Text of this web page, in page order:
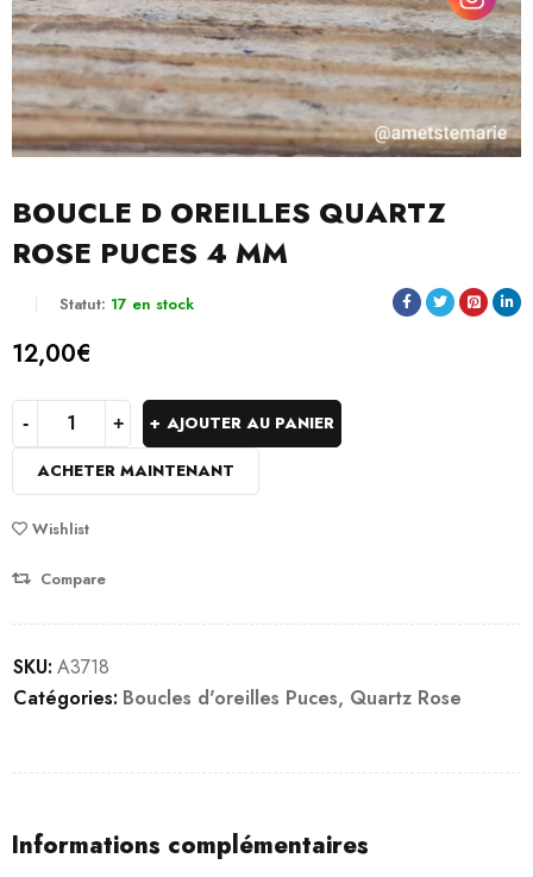
BOUCLE D OREILLES QUARTZ
ROSE PUCES 4 MM
Statut: 17 en stock
12,00€
AJOUTER AU PANIER
ACHETER MAINTENANT
Wishlist
Compare
SKU: A3718
Catégories: Boucles d'oreilles Puces, Quartz Rose
Informations complémentaires